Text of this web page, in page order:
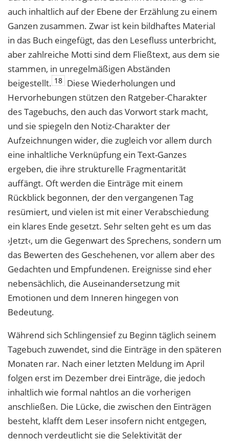
auch inhaltlich auf der Ebene der Erzählung zu einem
Ganzen zusammen. Zwar ist kein bildhaftes Material
in das Buch eingefügt, das den Lesefluss unterbricht,
aber zahlreiche Motti sind dem Fließtext, aus dem sie
stammen, in unregelmäßigen Abständen
beigestellt. 18 Diese Wiederholungen und
Hervorhebungen stützen den Ratgeber-Charakter
des Tagebuchs, den auch das Vorwort stark macht,
und sie spiegeln den Notiz-Charakter der
Aufzeichnungen wider, die zugleich vor allem durch
eine inhaltliche Verknüpfung ein Text-Ganzes
ergeben, die ihre strukturelle Fragmentarität
auffängt. Oft werden die Einträge mit einem
Rückblick begonnen, der den vergangenen Tag
resümiert, und vielen ist mit einer Verabschiedung
ein klares Ende gesetzt. Sehr selten geht es um das
›Jetzt‹, um die Gegenwart des Sprechens, sondern um
das Bewerten des Geschehenen, vor allem aber des
Gedachten und Empfundenen. Ereignisse sind eher
nebensächlich, die Auseinandersetzung mit
Emotionen und dem Inneren hingegen von
Bedeutung.
Während sich Schlingensief zu Beginn täglich seinem
Tagebuch zuwendet, sind die Einträge in den späteren
Monaten rar. Nach einer letzten Meldung im April
folgen erst im Dezember drei Einträge, die jedoch
inhaltlich wie formal nahtlos an die vorherigen
anschließen. Die Lücke, die zwischen den Einträgen
besteht, klafft dem Leser insofern nicht entgegen,
dennoch verdeutlicht sie die Selektivität der